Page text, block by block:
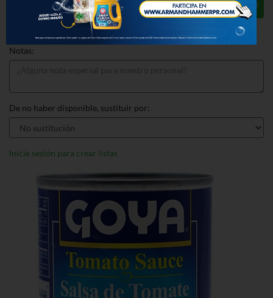
Notas:
De no haber disponible, sustituir por:
Inicie sesión para crear listas